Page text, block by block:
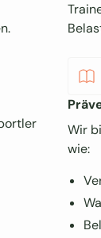
Wir
wie: